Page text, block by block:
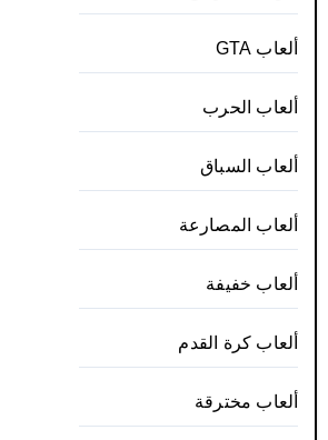
ألعاب GTA
ألعاب الحرب
ألعاب السباق
ألعاب المصارعة
ألعاب خفيفة
ألعاب كرة القدم
ألعاب مخترقة